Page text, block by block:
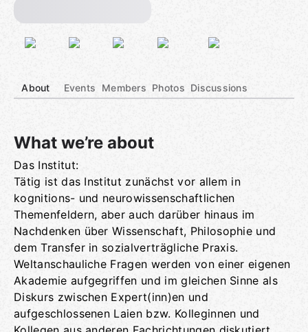
About Events Members Photos Discussions
What we’re about
Das Institut:
Tätig ist das Institut zunächst vor allem in
kognitions- und neurowissenschaftlichen
Themenfeldern, aber auch darüber hinaus im
Nachdenken über Wissenschaft, Philosophie und
dem Transfer in sozialverträgliche Praxis.
Weltanschauliche Fragen werden von einer eigenen
Akademie aufgegriffen und im gleichen Sinne als
Diskurs zwischen Expert(inn)en und
aufgeschlossenen Laien bzw. Kolleginnen und
Group links